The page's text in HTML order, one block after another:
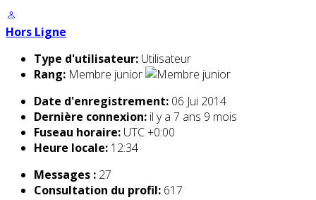
Hors Ligne
Type d'utilisateur: Utilisateur
Rang: Membre junior
Date d'enregistrement: 06 Jui 2014
Dernière connexion: il y a 7 ans 9 mois
Fuseau horaire: UTC +0:00
Heure locale: 12:34
Messages : 27
Consultation du profil: 617